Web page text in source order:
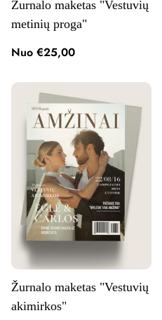
Žurnalo maketas "Vestuvių
metinių proga"
Nuo €25,00
Žurnalo maketas "Vestuvių
akimirkos"